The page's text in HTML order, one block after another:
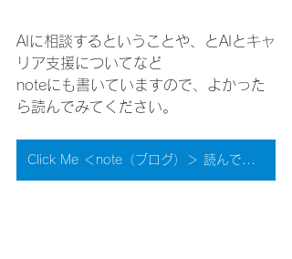
AIに相談するということや、とAIとキャ
リア支援についてなど
noteにも書いていますので、よかった
ら読んでみてください。